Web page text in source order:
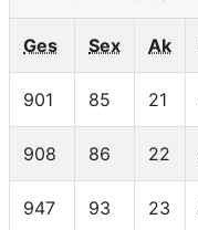
Ges Sex Ak
901 85 21
908 86 22
947 93 23